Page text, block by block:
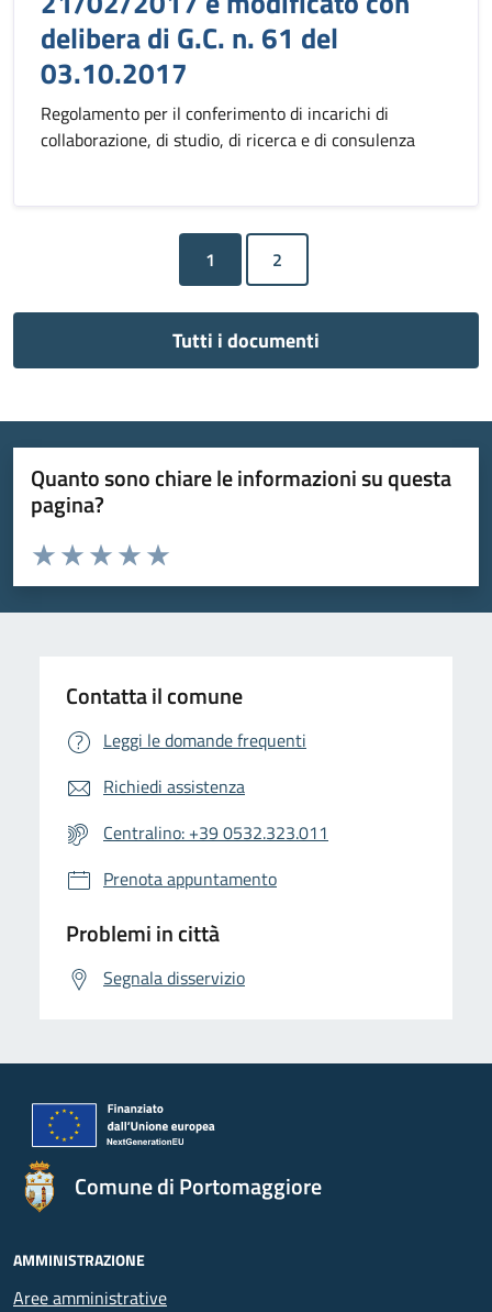
delibera di G.C. n. 61 del
03.10.2017
Regolamento per il conferimento di incarichi di
collaborazione, di studio, di ricerca e di consulenza
1
Tutti i documenti
Quanto sono chiare le informazioni su questa
pagina?
Valuta da 1 a 5 stelle la pagina
Valuta 5 stelle su 5
Valuta 4 stelle su 5
Valuta 3 stelle su 5
Valuta 2 stelle su 5
Valuta 1 stelle su 5
Contatta il comune
Leggi le domande frequenti
Richiedi assistenza
Centralino: +39 0532.323.011
Prenota appuntamento
Problemi in città
Segnala disservizio
Comune di Portomaggiore
AMMINISTRAZIONE
Aree amministrative